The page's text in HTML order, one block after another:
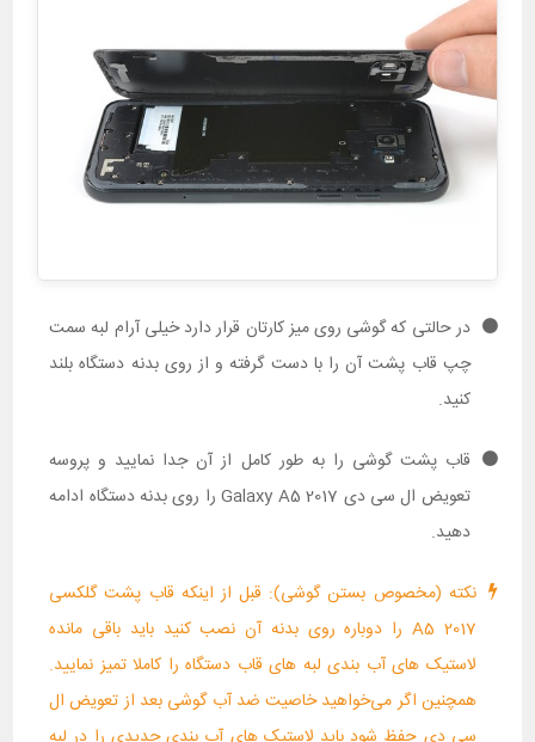
در حالتی که گوشی روی میز کارتان قرار دارد خیلی آرام لبه سمت
چپ قاب پشت آن را با دست گرفته و از روی بدنه دستگاه بلند
کنید.
قاب پشت گوشی را به طور کامل از آن جدا نمایید و پروسه
تعویض ال سی دی Galaxy A5 2017 را روی بدنه دستگاه ادامه
دهید.
نکته (مخصوص بستن گوشی): قبل از اینکه قاب پشت گلکسی
A5 2017 را دوباره روی بدنه آن نصب کنید باید باقی مانده
لاستیک های آب بندی لبه های قاب دستگاه را کاملا تمیز نمایید.
همچنین اگر می‌خواهید خاصیت ضد آب گوشی بعد از تعویض ال